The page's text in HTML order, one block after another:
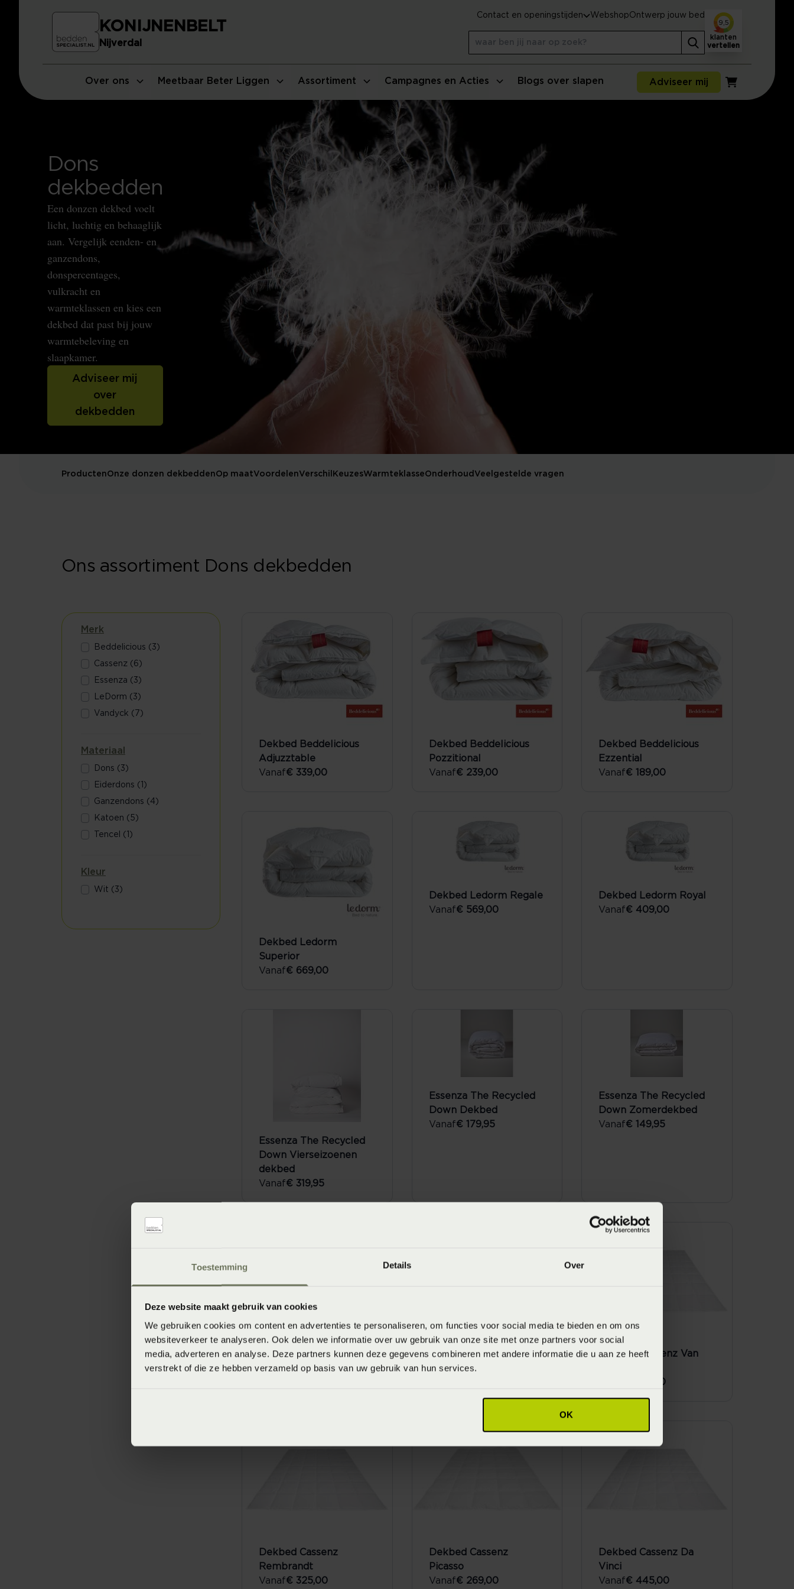
Toestemming Details Over
Deze website maakt gebruik van cookies
We gebruiken cookies om content en advertenties te personaliseren, om functies voor social media te bieden en om ons
websiteverkeer te analyseren. Ook delen we informatie over uw gebruik van onze site met onze partners voor social
media, adverteren en analyse. Deze partners kunnen deze gegevens combineren met andere informatie die u aan ze heeft
verstrekt of die ze hebben verzameld op basis van uw gebruik van hun services.
OK
Over ons Meetbaar Beter Liggen Assortiment Campagnes en Acties Blogs over slapen Adviseer mij
Winkelwagen
KONIJNENBELT
Nijverdal
Contact en openingstijden WebshopOntwerp jouw bed
9,5
klanten
vertellen
Dons
dekbedden
Een donzen dekbed voelt
licht, luchtig en behaaglijk
aan. Vergelijk eenden- en
ganzendons,
donspercentages,
vulkracht en
warmteklassen en kies een
dekbed dat past bij jouw
warmtebeleving en
slaapkamer.
Adviseer mij
over
dekbedden
ProductenOnze donzen dekbeddenOp maatVoordelenVerschil KeuzesWarmteklasseOnderhoud Veelgestelde vragen
Ons assortiment Dons dekbedden
Merk
Beddelicious (3)
Cassenz (6)
Essenza (3)
LeDorm (3)
Vandyck (7)
Materiaal
Dons (3)
Eiderdons (1)
Ganzendons (4)
Katoen (5)
Tencel (1)
Kleur
Wit (3)
Dekbed Beddelicious
Adjuzztable
Vanaf€ 339,00
Dekbed Beddelicious
Pozzitional
Vanaf€ 239,00
Dekbed Beddelicious
Ezzential
Vanaf€ 189,00
Dekbed Ledorm
Superior
Vanaf€ 669,00
Dekbed Ledorm Regale
Vanaf€ 569,00
Dekbed Ledorm Royal
Vanaf€ 409,00
Essenza The Recycled
Down Vierseizoenen
dekbed
Vanaf€ 319,95
Essenza The Recycled
Down Dekbed
Vanaf€ 179,95
Essenza The Recycled
Down Zomerdekbed
Vanaf€ 149,95
Dekbed Cassenz Monet
Vanaf
€ 2.050,00
Dekbed Cassenz
Vermeer
Dekbed Cassenz Van
€ 195,00
Dekbed Cassenz
Rembrandt
Vanaf€ 325,00
Dekbed Cassenz
Picasso
Vanaf€ 269,00
Dekbed Cassenz Da
Vinci
Vanaf€ 445,00